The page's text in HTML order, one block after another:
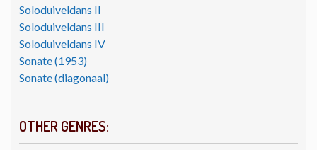
Soloduiveldans II
Soloduiveldans III
Soloduiveldans IV
Sonate (1953)
Sonate (diagonaal)
OTHER GENRES: